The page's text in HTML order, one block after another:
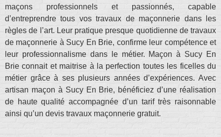
maçons professionnels et passionnés, capable
d’entreprendre tous vos travaux de maçonnerie dans les
règles de l’art. Leur pratique presque quotidienne de travaux
de maçonnerie à Sucy En Brie, confirme leur compétence et
leur professionnalisme dans le métier. Maçon à Sucy En
Brie connait et maitrise à la perfection toutes les ficelles du
métier grâce à ses plusieurs années d’expériences. Avec
artisan maçon à Sucy En Brie, bénéficiez d’une réalisation
de haute qualité accompagnée d’un tarif très raisonnable
ainsi qu’un devis travaux maçonnerie gratuit.